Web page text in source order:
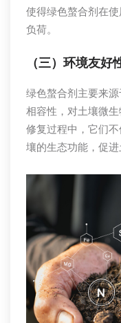
使得绿色螯合剂在
负荷。
（三）环境友好
绿色螯合剂主要来
相容性，对土壤微
修复过程中，它们
壤的生态功能，促进